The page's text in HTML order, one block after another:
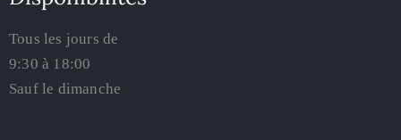
Tous les jours de
9:30 à 18:00
Sauf le dimanche